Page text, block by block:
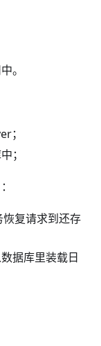
。
；
；
复请求到还存
据库里装载日